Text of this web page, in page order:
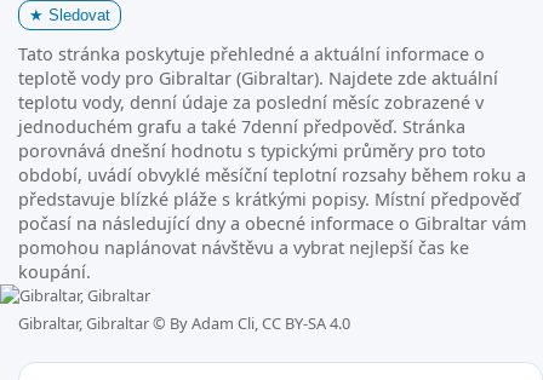
★ Sledovat
Tato stránka poskytuje přehledné a aktuální informace o
teplotě vody pro Gibraltar (Gibraltar). Najdete zde aktuální
teplotu vody, denní údaje za poslední měsíc zobrazené v
jednoduchém grafu a také 7denní předpověď. Stránka
porovnává dnešní hodnotu s typickými průměry pro toto
období, uvádí obvyklé měsíční teplotní rozsahy během roku a
představuje blízké pláže s krátkými popisy. Místní předpověď
počasí na následující dny a obecné informace o Gibraltar vám
pomohou naplánovat návštěvu a vybrat nejlepší čas ke
koupání.
Gibraltar, Gibraltar © By Adam Cli, CC BY-SA 4.0